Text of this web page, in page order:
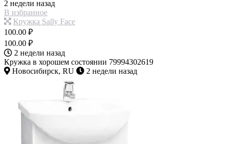
2 недели назад
В избранное
Кружка Sally Face
100.00 ₽
100.00 ₽
2 недели назад
Кружка в хорошем состоянии 79994302619
Новосибирск, RU
2 недели назад